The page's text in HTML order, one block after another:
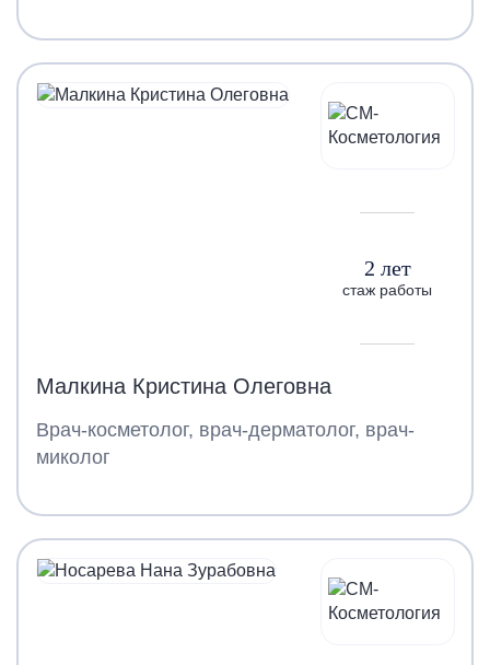
2 лет
стаж работы
Малкина Кристина Олеговна
Врач-косметолог, врач-дерматолог, врач-
миколог